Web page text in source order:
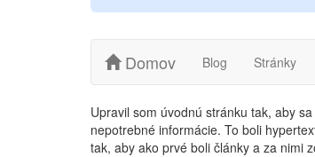
Domov Blog Stránky
Upravil som úvodnú stránku tak, aby
nepotrebné informácie. To boli
tak, aby ako prvé boli články a za nimi